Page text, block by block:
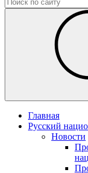
Главная
Русский
Новости